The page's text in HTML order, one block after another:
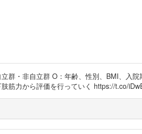
群・非自立群 O：年齢、性別、BMI、入
筋力から評価を行っていく https://t.co/